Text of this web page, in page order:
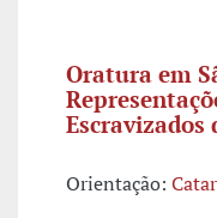
Oratura em
Escravizados
Orientação: